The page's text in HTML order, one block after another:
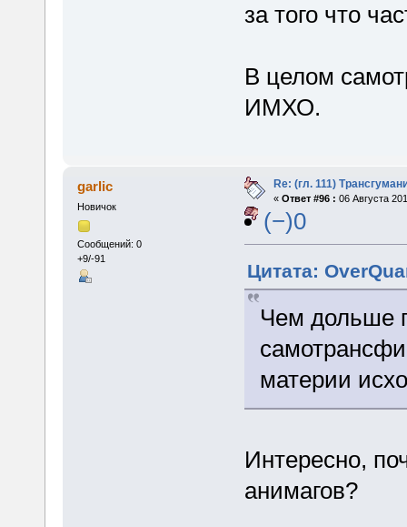
за того что
В целом
ИМХО.
garlic
Новичок
Сообщений: 0
+9/-91
Re: (гл. 111)
« Ответ #96 : 06 Августа
(−)0
Цитата:
Чем дольше
материи
Интересно,
анимагов?